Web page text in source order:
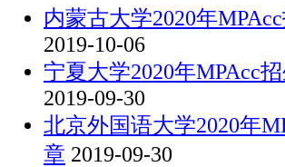
内蒙古大学2020年
2019-10-06
宁夏大学2020年MPAcc
2019-09-30
北京外国语大学2020年
章 2019-09-30